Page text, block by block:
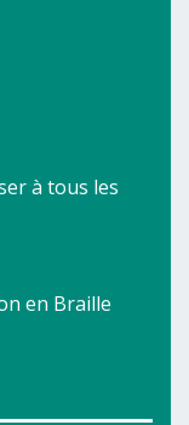
à tous les
en Braille